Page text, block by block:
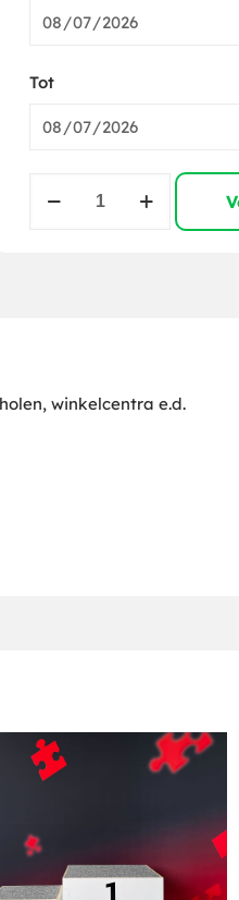
Tot
winkelcentra e.d.